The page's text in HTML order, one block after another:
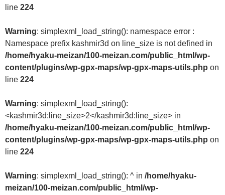
line 224
Warning: simplexml_load_string(): namespace error :
Namespace prefix kashmir3d on line_size is not defined in
/home/hyaku-meizan/100-meizan.com/public_html/wp-
content/plugins/wp-gpx-maps/wp-gpx-maps-utils.php on
line 224
Warning: simplexml_load_string():
<kashmir3d:line_size>2</kashmir3d:line_size> in
/home/hyaku-meizan/100-meizan.com/public_html/wp-
content/plugins/wp-gpx-maps/wp-gpx-maps-utils.php on
line 224
Warning: simplexml_load_string(): ^ in /home/hyaku-
meizan/100-meizan.com/public_html/wp-